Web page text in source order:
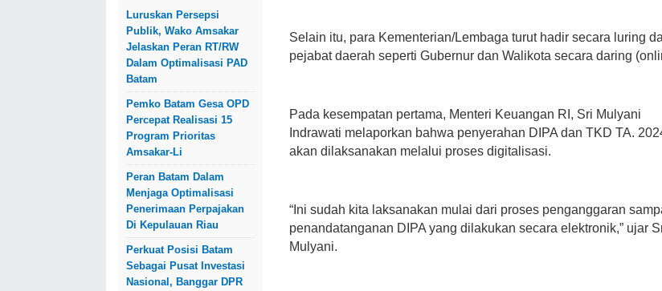
Luruskan Persepsi
Publik, Wako Amsakar
Jelaskan Peran RT/RW
Dalam Optimalisasi PAD
Batam
Pemko Batam Gesa OPD
Percepat Realisasi 15
Program Prioritas
Amsakar-Li
Peran Batam Dalam
Menjaga Optimalisasi
Penerimaan Perpajakan
Di Kepulauan Riau
Perkuat Posisi Batam
Sebagai Pusat Investasi
Nasional, Banggar DPR
Selain itu, para Kementerian/Lembaga turut hadir secara luring
pejabat daerah seperti Gubernur dan Walikota secara daring
Pada kesempatan pertama, Menteri Keuangan RI, Sri Mulyani
Indrawati melaporkan bahwa penyerahan DIPA dan TKD TA.
akan dilaksanakan melalui proses digitalisasi.
“Ini sudah kita laksanakan mulai dari proses penganggaran
penandatanganan DIPA yang dilakukan secara elektronik,” ujar
Mulyani.